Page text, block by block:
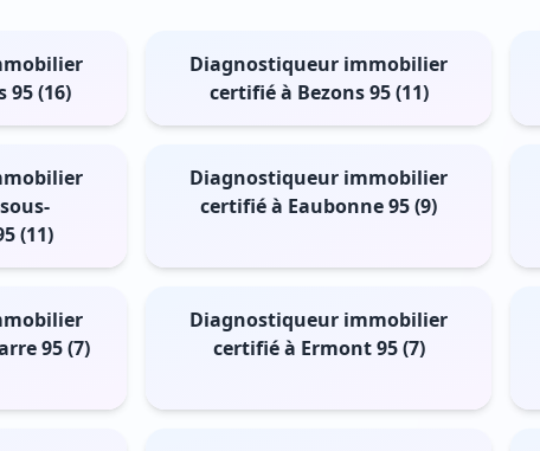
95 (16)
Diagnostiqueur immobilier
certifié à Bezons 95 (11)
(11)
Diagnostiqueur immobilier
certifié à Eaubonne 95 (9)
95 (7)
Diagnostiqueur immobilier
certifié à Ermont 95 (7)